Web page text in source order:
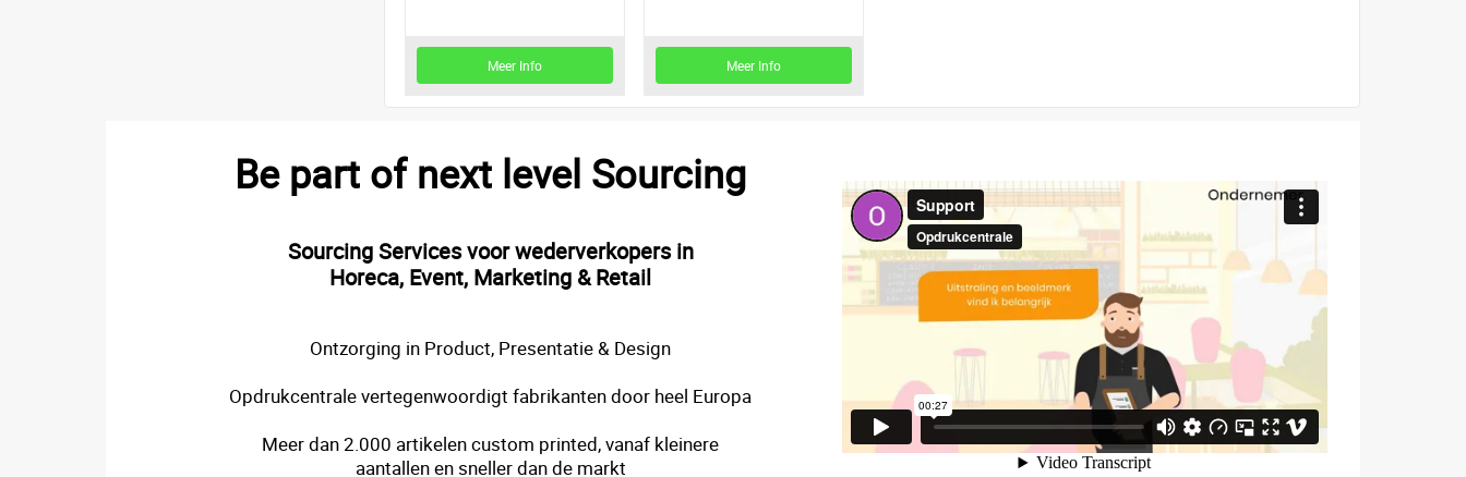
Meer Info Meer Info
Be part of next level Sourcing
Sourcing Services voor wederverkopers in
Horeca, Event, Marketing & Retail
Ontzorging in Product, Presentatie & Design
Opdrukcentrale vertegenwoordigt fabrikanten door heel Europa
Meer dan 2.000 artikelen custom printed, vanaf kleinere
aantallen en sneller dan de markt